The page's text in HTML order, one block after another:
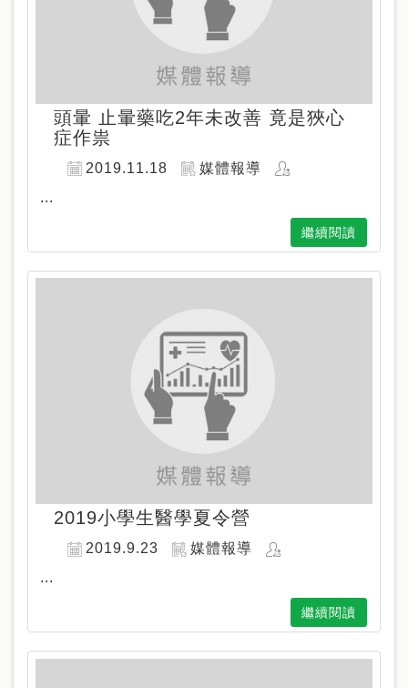
頭暈 止暈藥吃2年未改善 竟是狹心
症作祟
2019.11.18
媒體報導
...
繼續閱讀
2019小學生醫學夏令營
2019.9.23
媒體報導
...
繼續閱讀